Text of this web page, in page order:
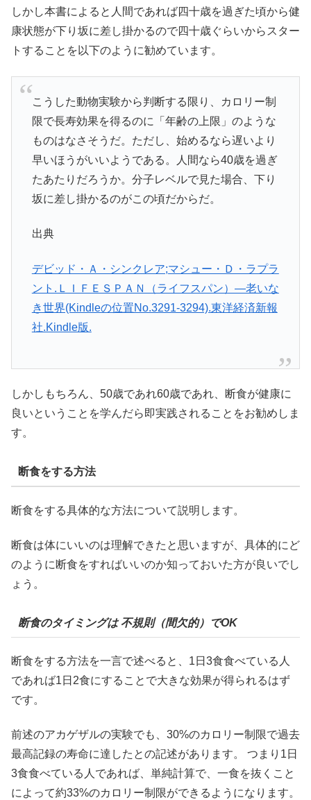
しかし本書によると人間であれば四十歳を過ぎた頃から健
康状態が下り坂に差し掛かるので四十歳ぐらいからスター
トすることを以下のように勧めています。
こうした動物実験から判断する限り、カロリー制
限で長寿効果を得るのに「年齢の上限」のような
ものはなさそうだ。ただし、始めるなら遅いより
早いほうがいいようである。人間なら40歳を過ぎ
たあたりだろうか。分子レベルで見た場合、下り
坂に差し掛かるのがこの頃だからだ。
出典
デビッド・Ａ・シンクレア;マシュー・Ｄ・ラプラ
ント.ＬＩＦＥＳＰＡＮ（ライフスパン）―老いな
き世界(Kindleの位置No.3291-3294).東洋経済新報
社.Kindle版.
しかしもちろん、50歳であれ60歳であれ、断食が健康に
良いということを学んだら即実践されることをお勧めしま
す。
断食をする方法
断食をする具体的な方法について説明します。
断食は体にいいのは理解できたと思いますが、具体的にど
のように断食をすればいいのか知っておいた方が良いでし
ょう。
断食のタイミングは 不規則（間欠的）でOK
断食をする方法を一言で述べると、1日3食食べている人
であれば1日2食にすることで大きな効果が得られるはず
です。
前述のアカゲザルの実験でも、30%のカロリー制限で過去
最高記録の寿命に達したとの記述があります。 つまり1日
3食食べている人であれば、単純計算で、一食を抜くこと
によって約33%のカロリー制限ができるようになります。